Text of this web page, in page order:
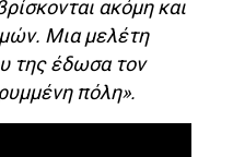
ακόμη και
Μια μελέτη
της έδωσα τον
πόλη».